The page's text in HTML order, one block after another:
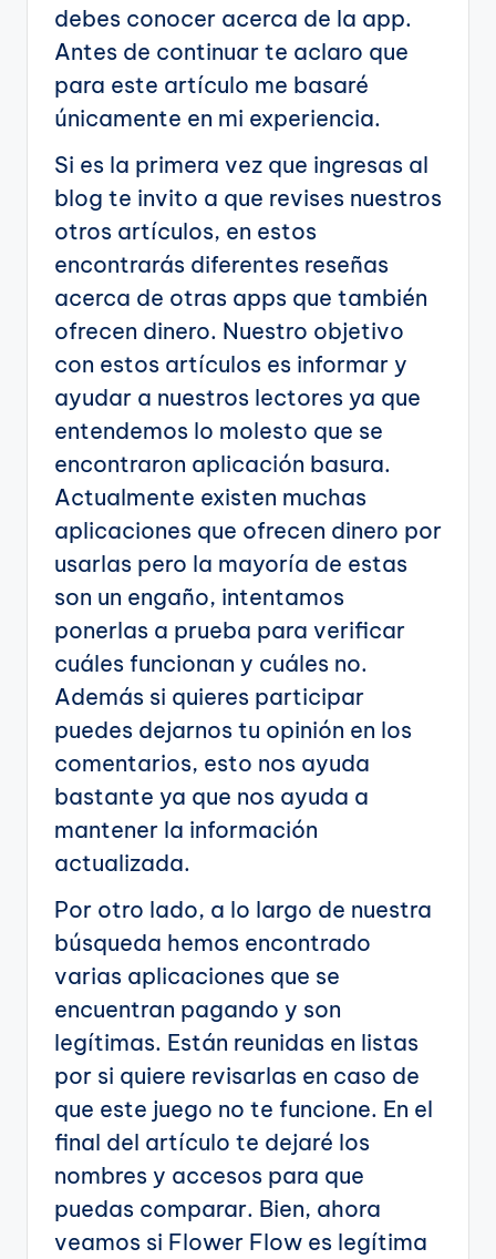
debes conocer acerca de la app.
Antes de continuar te aclaro que
para este artículo me basaré
únicamente en mi experiencia.
Si es la primera vez que ingresas al
blog te invito a que revises nuestros
otros artículos, en estos
encontrarás diferentes reseñas
acerca de otras apps que también
ofrecen dinero. Nuestro objetivo
con estos artículos es informar y
ayudar a nuestros lectores ya que
entendemos lo molesto que se
encontraron aplicación basura.
Actualmente existen muchas
aplicaciones que ofrecen dinero por
usarlas pero la mayoría de estas
son un engaño, intentamos
ponerlas a prueba para verificar
cuáles funcionan y cuáles no.
Además si quieres participar
puedes dejarnos tu opinión en los
comentarios, esto nos ayuda
bastante ya que nos ayuda a
mantener la información
actualizada.
Por otro lado, a lo largo de nuestra
búsqueda hemos encontrado
varias aplicaciones que se
encuentran pagando y son
legítimas. Están reunidas en listas
por si quiere revisarlas en caso de
que este juego no te funcione. En el
final del artículo te dejaré los
nombres y accesos para que
puedas comparar. Bien, ahora
veamos si Flower Flow es legítima